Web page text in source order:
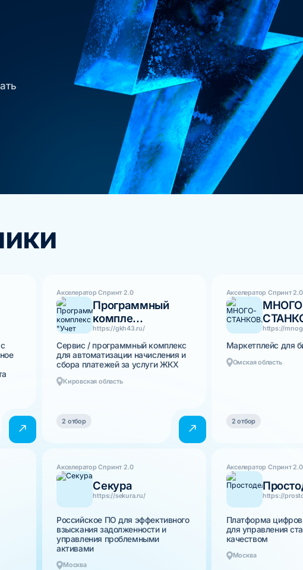
Акселератор Спринт 2.0
Программный
компле...
https://gkh43.ru/
Сервис / программный комплекс
для автоматизации начисления и
сбора платежей за услуги ЖКХ
Кировская область
2 отбор
Акселератор Спринт 2.0
https://
Маркетплейс для
Омская область
2 отбор
Акселератор Спринт 2.0
Секура
https://sekura.ru/
Российское ПО для эффективного
взыскания задолженности и
управления проблемными
активами
Москва
Акселератор Спринт 2.0
https://
Платформа
для управления
качеством
Москва